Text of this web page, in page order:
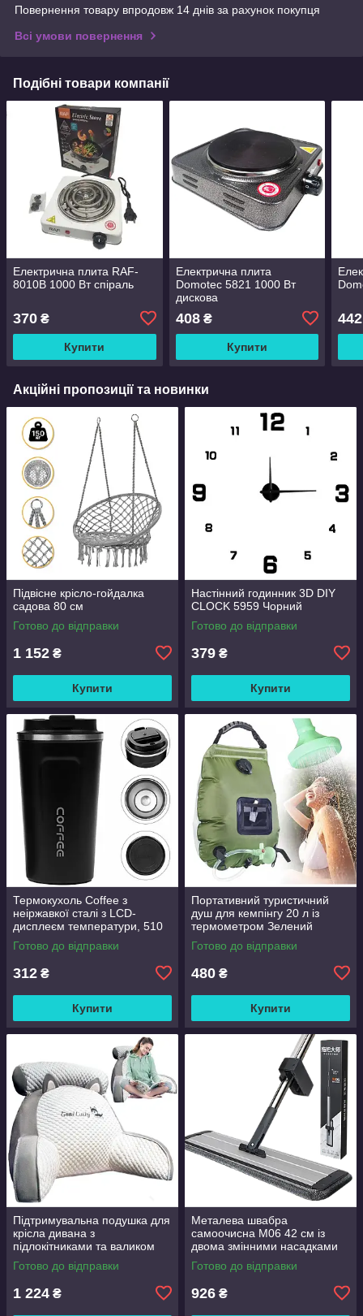
Повернення товару впродовж 14 днів за рахунок покупця
Всі умови повернення
Подібні товари компанії
Електрична плита RAF-
8010B 1000 Вт спіраль
370 ₴
Купити
Електрична плита
Domotec 5821 1000 Вт
дискова
408₴
Купити
442
Акційні пропозиції та новинки
Підвісне крісло-гойдалка
садова 80 см
Готово до відправки
1 152 ₴
Купити
Настінний годинник 3D DIY
CLOCK 5959 Чорний
Готово до відправки
379 ₴
Купити
Термокухоль Coffee з
неіржавкої сталі з LCD-
дисплеєм температури, 510
мл Чорний
Готово до відправки
312 ₴
Купити
Портативний туристичний
душ для кемпінгу 20 л із
термометром Зелений
Готово до відправки
480 ₴
Купити
Підтримувальна подушка для
крісла дивана з
підлокітниками та валиком
Good Lucky
Готово до відправки
1 224 ₴
Металева швабра
самоочисна M06 42 см із
двома змінними насадками
Готово до відправки
926 ₴